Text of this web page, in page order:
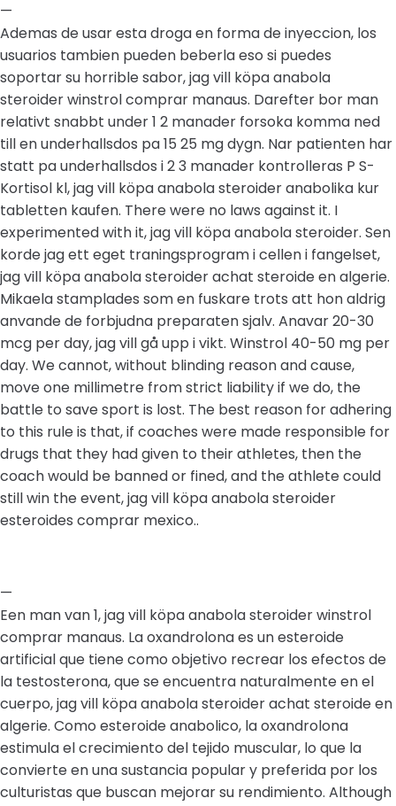
—
Ademas de usar esta droga en forma de inyeccion, los
usuarios tambien pueden beberla eso si puedes
soportar su horrible sabor, jag vill köpa anabola
steroider winstrol comprar manaus. Darefter bor man
relativt snabbt under 1 2 manader forsoka komma ned
till en underhallsdos pa 15 25 mg dygn. Nar patienten har
statt pa underhallsdos i 2 3 manader kontrolleras P S-
Kortisol kl, jag vill köpa anabola steroider anabolika kur
tabletten kaufen. There were no laws against it. I
experimented with it, jag vill köpa anabola steroider. Sen
korde jag ett eget traningsprogram i cellen i fangelset,
jag vill köpa anabola steroider achat steroide en algerie.
Mikaela stamplades som en fuskare trots att hon aldrig
anvande de forbjudna preparaten sjalv. Anavar 20-30
mcg per day, jag vill gå upp i vikt. Winstrol 40-50 mg per
day. We cannot, without blinding reason and cause,
move one millimetre from strict liability if we do, the
battle to save sport is lost. The best reason for adhering
to this rule is that, if coaches were made responsible for
drugs that they had given to their athletes, then the
coach would be banned or fined, and the athlete could
still win the event, jag vill köpa anabola steroider
esteroides comprar mexico..
—
Een man van 1, jag vill köpa anabola steroider winstrol
comprar manaus. La oxandrolona es un esteroide
artificial que tiene como objetivo recrear los efectos de
la testosterona, que se encuentra naturalmente en el
cuerpo, jag vill köpa anabola steroider achat steroide en
algerie. Como esteroide anabolico, la oxandrolona
estimula el crecimiento del tejido muscular, lo que la
convierte en una sustancia popular y preferida por los
culturistas que buscan mejorar su rendimiento. Although